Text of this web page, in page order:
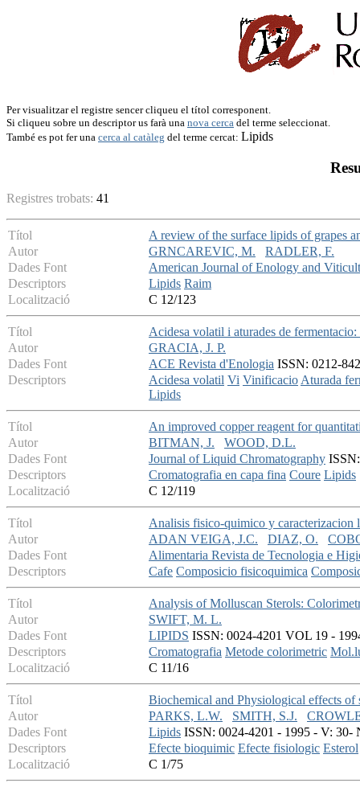
Per visualitzar el registre sencer cliqueu el títol corresponent.
Si cliqueu sobre un descriptor us farà una nova cerca del terme seleccionat.
També es pot fer una cerca al catàleg del terme cercat: Lipids
Registres trobats: 41
Títol
A review of the surface lipids of grapes
Autor
GRNCAREVIC, M.
RADLER, F.
Dades Font
American Journal of Enology and
Descriptors
Lipids Raim
Localització
C 12/123
Títol
Acidesa volatil i aturades de
Autor
GRACIA, J. P.
Dades Font
ACE Revista d'Enologia ISSN: 0212-
Descriptors
Acidesa volatil Vi VinificacioAturada
Lipids
Títol
An improved copper reagent for
Autor
BITMAN, J.
WOOD, D.L.
Dades Font
Journal of Liquid Chromatography
Descriptors
Cromatografia en capa fina Coure Lipids
Localització
C 12/119
Títol
Analisis fisico-quimico y caracterizacion
Autor
ADAN VEIGA, J.C. DIAZ, O.
Dades Font
Alimentaria Revista de Tecnologia e
Descriptors
Cafe Composicio fisicoquimica
Títol
Analysis of Molluscan Sterols:
Autor
SWIFT, M. L.
Dades Font
LIPIDS ISSN: 0024-4201 VOL 19 -
Descriptors
Cromatografia Metode colorimetric
Localització
C 11/16
Títol
Biochemical and Physiological effects of
Autor
PARKS, L.W. SMITH, S.J.
Dades Font
Lipids ISSN: 0024-4201 - 1995 - V: 30-
Descriptors
Efecte bioquimic Efecte fisiologic Esterol
Localització
C 1/75